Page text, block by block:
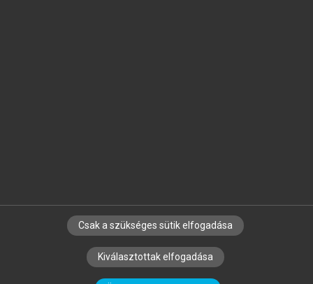
SZERZŐKNEK CÉGEKNEK KÖNYVTÁROSOKNAK
SZERKESZTÉSI ÉS LEKTORÁLÁSI ALAPELVEK
Csak a szükséges sütik elfogadása
Kiválasztottak elfogadása